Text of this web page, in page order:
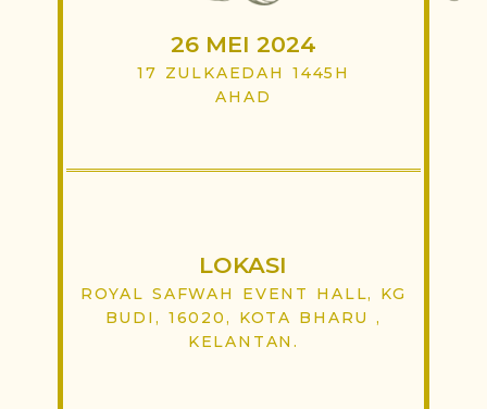
26 MEI 2024
17 ZULKAEDAH 1445H
AHAD
LOKASI
ROYAL SAFWAH EVENT HALL, KG
BUDI, 16020, KOTA BHARU ,
KELANTAN.